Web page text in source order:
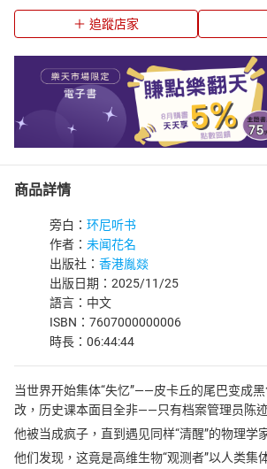
追蹤店家
商品詳情
旁白： 环尼听书
作者： 未闻花名
出版社： 香港胤燚
出版日期：2025/11/25
語言：中文
ISBN：7607000000006
時長：06:44:44
当世界开始集体“失忆”——皮卡丘的尾巴变成
改，历史课本面目全非——只有档案管理员陈
他被当成疯子，直到遇见同样“清醒”的物理学
他们发现，这竟是高维生物“观测者”以人类集